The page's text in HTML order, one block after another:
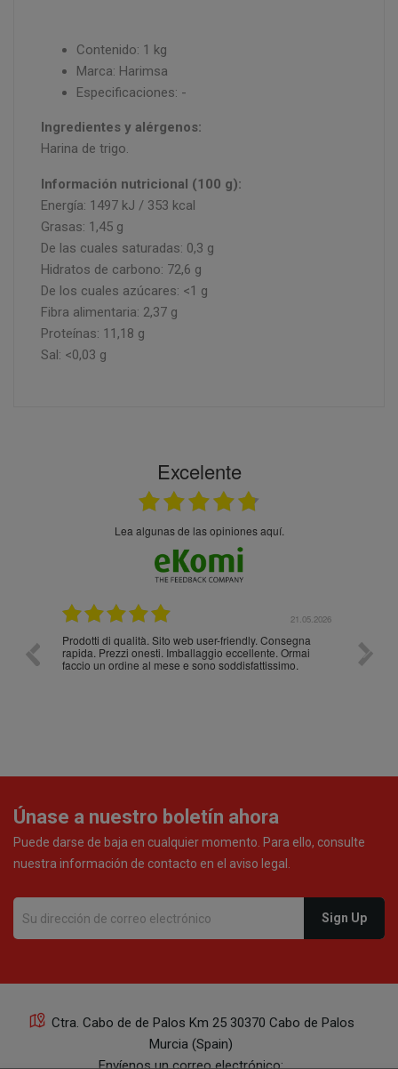
Contenido: 1 kg
Marca: Harimsa
Especificaciones: -
Ingredientes y alérgenos:
Harina de trigo.
Información nutricional (100 g):
Energía: 1497 kJ / 353 kcal
Grasas: 1,45 g
De las cuales saturadas: 0,3 g
Hidratos de carbono: 72,6 g
De los cuales azúcares: <1 g
Fibra alimentaria: 2,37 g
Proteínas: 11,18 g
Sal: <0,03 g
Excelente
Lea algunas de las opiniones aquí.
21.05.2026
Prodotti di qualità. Sito web user-friendly. Consegna
rapida. Prezzi onesti. Imballaggio eccellente. Ormai
faccio un ordine al mese e sono soddisfattissimo.
10/10
Únase a nuestro boletín ahora
Puede darse de baja en cualquier momento. Para ello, consulte
nuestra información de contacto en el aviso legal.
Ctra. Cabo de de Palos Km 25 30370 Cabo de Palos
Murcia (Spain)
Envíenos un correo electrónico: